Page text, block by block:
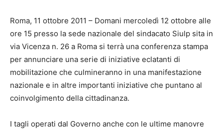
Roma, 11 ottobre 2011 – Domani mercoledì 12 ottobre alle
ore 15 presso la sede nazionale del sindacato Siulp sita in
via Vicenza n. 26 a Roma si terrà una conferenza stampa
per annunciare una serie di iniziative eclatanti di
mobilitazione che culmineranno in una manifestazione
nazionale e in altre importanti iniziative che puntano al
coinvolgimento della cittadinanza.
I tagli operati dal Governo anche con le ultime manovre